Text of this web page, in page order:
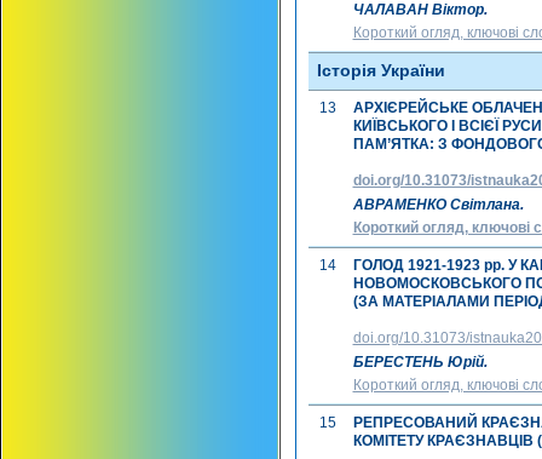
ЧАЛАВАН Віктор.
Короткий огляд, ключові
Історія України
13
АРХІЄРЕЙСЬКЕ
КИЇВСЬКОГО І ВСІЄЇ
ПАМ’ЯТКА: З
doi.org/10.31073/
АВРАМЕНКО Світлана.
Короткий огляд, ключові
14
ГОЛОД 1921-1923 рр. У
НОВОМОСКОВСЬКОГО
(ЗА МАТЕРІАЛАМИ
doi.org/10.31073/
БЕРЕСТЕНЬ Юрій.
Короткий огляд, ключові
15
РЕПРЕСОВАНИЙ
КОМІТЕТУ КРАЄЗНАВЦІВ